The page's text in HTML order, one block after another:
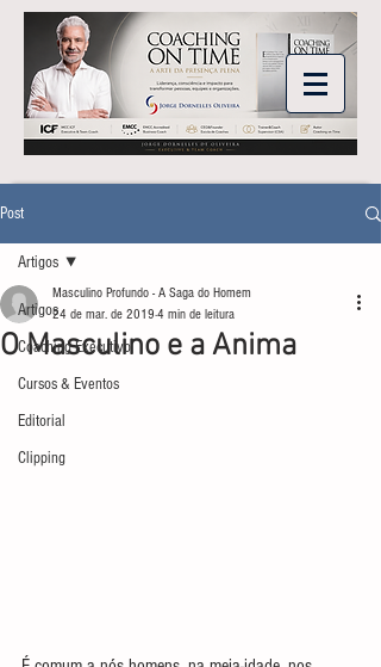
Post
Artigos
Coaching Executivo
Cursos & Eventos
Editorial
Clipping
Artigos
O Masculino e a Anima
Masculino Profundo - A Saga do Homem
24 de mar. de 2019 4 min de leitura